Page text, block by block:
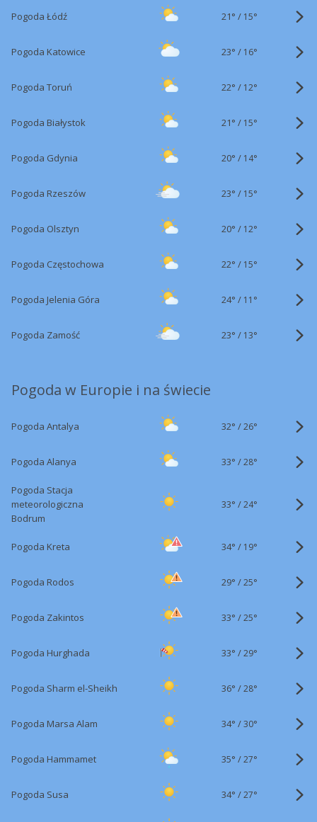
Pogoda Łódź 21° / 15°
Pogoda Katowice 23° / 16°
Pogoda Toruń 22° / 12°
Pogoda Białystok 21° / 15°
Pogoda Gdynia 20° / 14°
Pogoda Rzeszów 23° / 15°
Pogoda Olsztyn 20° / 12°
Pogoda Częstochowa 22° / 15°
Pogoda Jelenia Góra 24° / 11°
Pogoda Zamość 23° / 13°
Pogoda w Europie i na świecie
Pogoda Antalya 32° /26°
Pogoda Alanya 33° /28°
Pogoda Stacja
meteorologiczna
Bodrum
33° /24°
Pogoda Kreta 34° / 19°
Pogoda Rodos 29° /25°
Pogoda Zakintos 33° /25°
Pogoda Hurghada 33° /29°
Pogoda Sharm el-Sheikh 36° /28°
Pogoda Marsa Alam 34° /30°
Pogoda Hammamet 35° /27°
Pogoda Susa 34° /27°